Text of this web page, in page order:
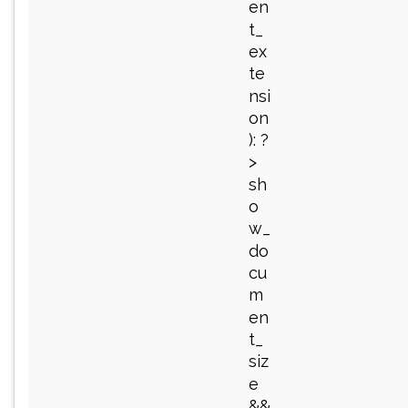
en
t_
ex
te
nsi
on
): ?
>
sh
o
w_
do
cu
m
en
t_
siz
e